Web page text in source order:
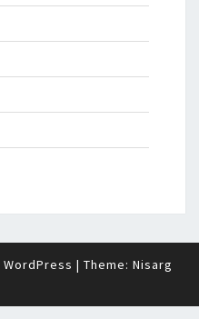
WordPress | Theme: Nisarg